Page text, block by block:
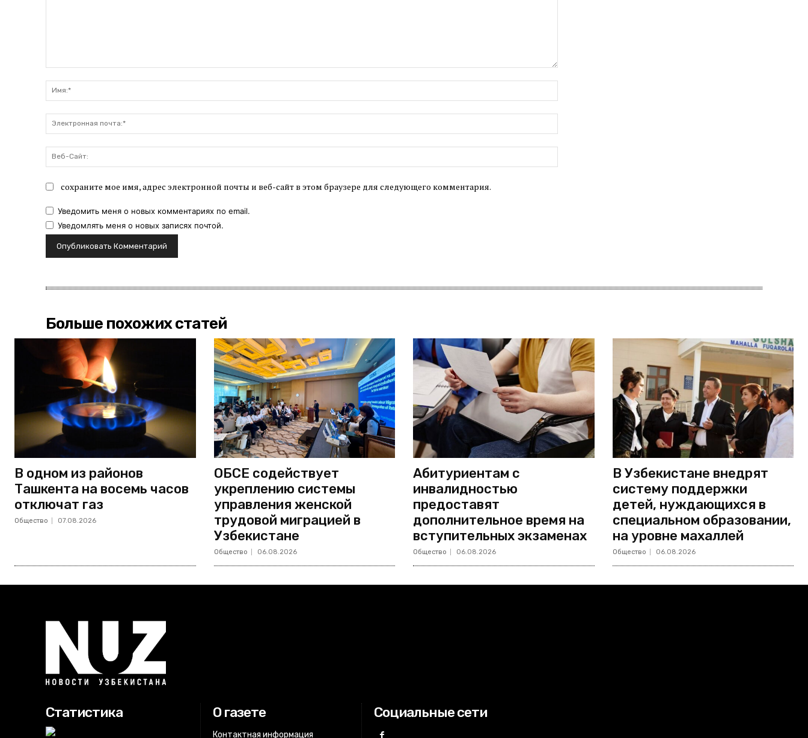
почта:*
Сайт:
сохраните мое имя, адрес электронной почты и веб-сайт в этом браузере для следующего комментария.
Уведомить меня о новых комментариях по email.
Уведомлять меня о новых записях почтой.
Больше похожих статей
В одном из районов
Ташкента на восемь часов
отключат газ
Общество 07.08.2026
ОБСЕ содействует
укреплению системы
управления женской
трудовой миграцией в
Узбекистане
Общество 06.08.2026
Абитуриентам с
инвалидностью
предоставят
дополнительное время на
вступительных экзаменах
Общество 06.08.2026
В Узбекистане внедрят
систему поддержки
детей, нуждающихся в
специальном образовании,
на уровне махаллей
Общество 06.08.2026
Статистика О газете
Контактная информация
Социальные сети